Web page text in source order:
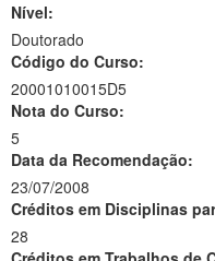
Nível:
Doutorado
Código do Curso:
20001010015D5
Nota do Curso:
5
Data da Recomendação:
23/07/2008
Créditos em Disciplinas
28